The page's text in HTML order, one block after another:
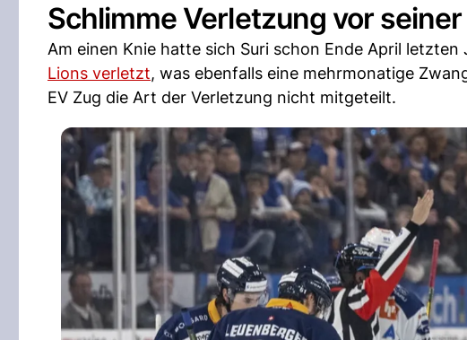
Schlimme Verletzung vor
Am einen Knie hatte sich Suri schon Ende April letzten
Lions verletzt, was ebenfalls eine mehrmonatige
EV Zug die Art der Verletzung nicht mitgeteilt.